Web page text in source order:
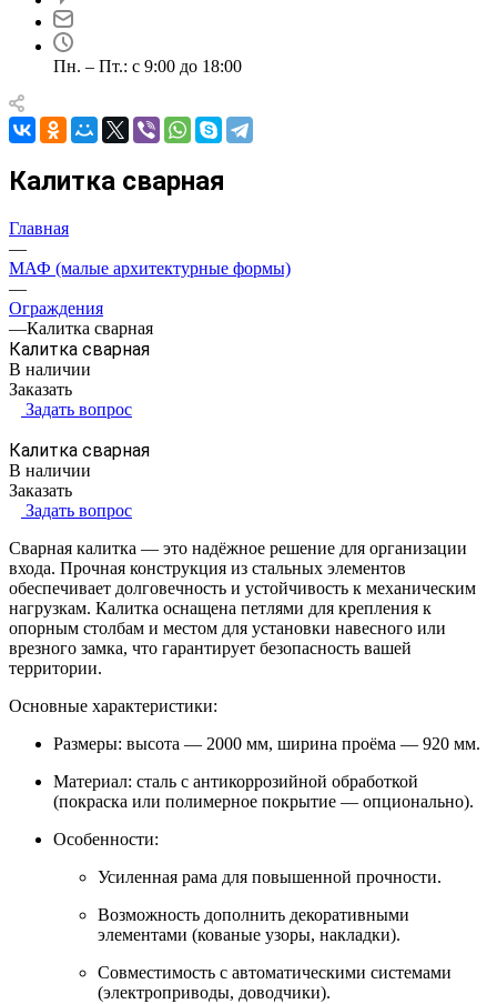
Пн. – Пт.: с 9:00 до 18:00
Калитка сварная
Главная
—
МАФ (малые архитектурные формы)
—
Ограждения
—Калитка сварная
Калитка сварная
В наличии
Заказать
Задать вопрос
Калитка сварная
В наличии
Заказать
Задать вопрос
Сварная калитка — это надёжное решение для организации
входа. Прочная конструкция из стальных элементов
обеспечивает долговечность и устойчивость к механическим
нагрузкам. Калитка оснащена петлями для крепления к
опорным столбам и местом для установки навесного или
врезного замка, что гарантирует безопасность вашей
территории.
Основные характеристики:
Размеры: высота — 2000 мм, ширина проёма — 920 мм.
Материал: сталь с антикоррозийной обработкой
(покраска или полимерное покрытие — опционально).
Особенности:
Усиленная рама для повышенной прочности.
Возможность дополнить декоративными
элементами (кованые узоры, накладки).
Совместимость с автоматическими системами
(электроприводы, доводчики).